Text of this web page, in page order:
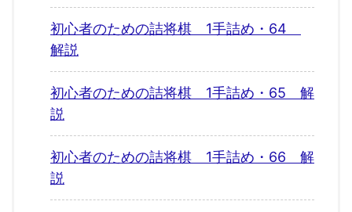
初心者のための詰将棋 1手詰め・64
解説
初心者のための詰将棋 1手詰め・65 解
説
初心者のための詰将棋 1手詰め・66 解
説